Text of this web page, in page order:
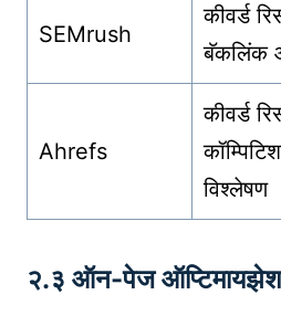
SEMrush
कीवर्ड
बॅकलिंक
Ahrefs
कीवर्ड
विश्लेषण
२.३ ऑन-पेज